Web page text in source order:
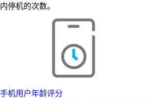
内停机的次数。
手机用户年龄评分